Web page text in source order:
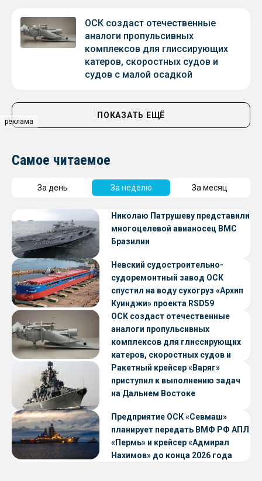
реклама
ОСК создаст отечественные
аналоги пропульсивных
комплексов для глиссирующих
катеров, скоростных судов и
судов с малой осадкой
ПОКАЗАТЬ ЕЩЁ
Самое читаемое
За день За неделю За месяц
Николаю Патрушеву представили
многоцелевой авианосец ВМС
Бразилии
Невский судостроительно-
судоремонтный завод ОСК
спустил на воду сухогруз «Архип
Куинджи» проекта RSD59
ОСК создаст отечественные
аналоги пропульсивных
комплексов для глиссирующих
катеров, скоростных судов и
судов с малой осадкой
Ракетный крейсер «Варяг»
приступил к выполнению задач
на Дальнем Востоке
Предприятие ОСК «Севмаш»
планирует передать ВМФ РФ АПЛ
«Пермь» и крейсер «Адмирал
Нахимов» до конца 2026 года